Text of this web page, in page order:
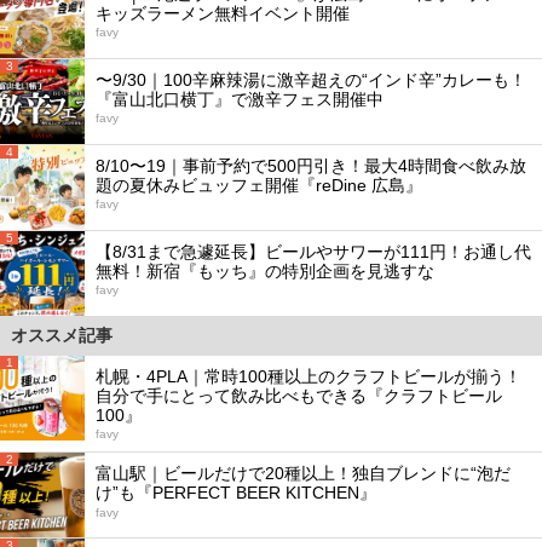
キッズラーメン無料イベント開催
favy
3
〜9/30｜100辛麻辣湯に激辛超えの“インド辛”カレーも！
『富山北口横丁』で激辛フェス開催中
favy
4
8/10〜19｜事前予約で500円引き！最大4時間食べ飲み放
題の夏休みビュッフェ開催『reDine 広島』
favy
5
【8/31まで急遽延長】ビールやサワーが111円！お通し代
無料！新宿『もッち』の特別企画を見逃すな
favy
オススメ記事
1
札幌・4PLA｜常時100種以上のクラフトビールが揃う！
自分で手にとって飲み比べもできる『クラフトビール
100』
favy
2
富山駅｜ビールだけで20種以上！独自ブレンドに“泡だ
け”も『PERFECT BEER KITCHEN』
favy